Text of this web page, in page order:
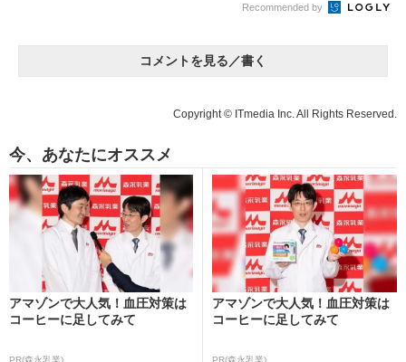
Recommended by
コメントを見る／書く
Copyright © ITmedia Inc. All Rights Reserved.
今、あなたにオススメ
アマゾンで大人気！血圧対策は
コーヒーに足してみて
PR(森永乳業)
アマゾンで大人気！血圧対策は
コーヒーに足してみて
PR(森永乳業)